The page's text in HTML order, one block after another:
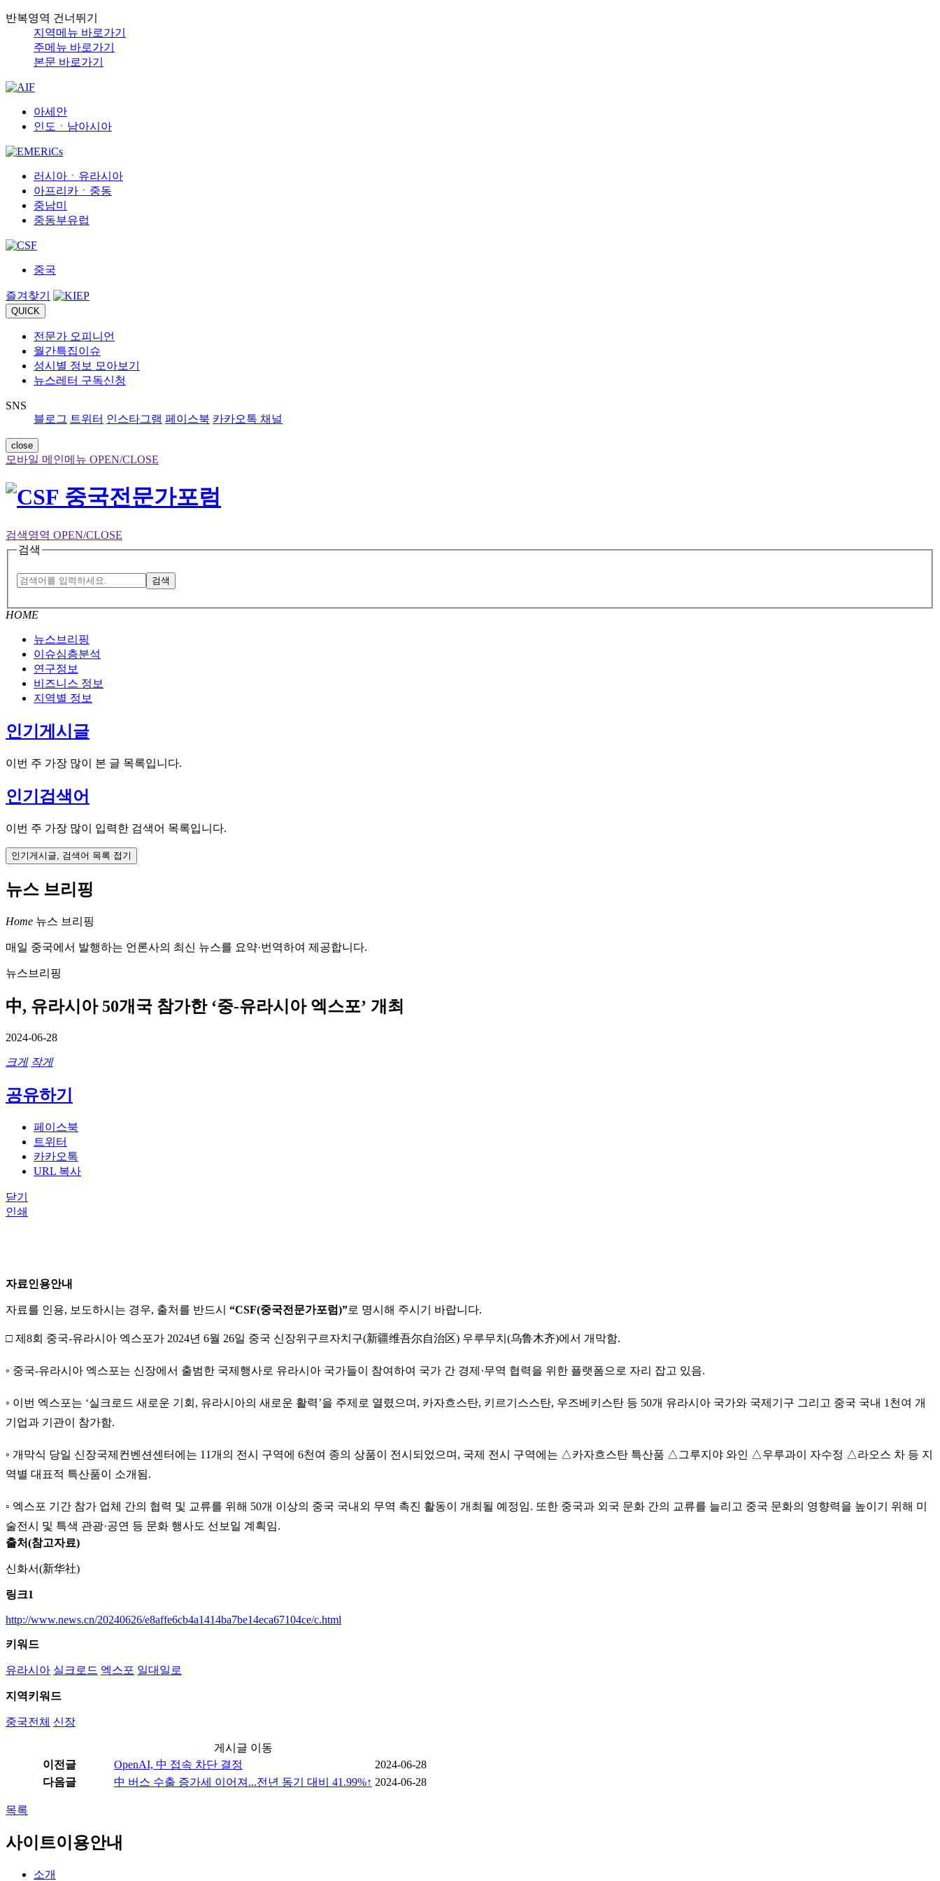
반복영역 건너뛰기
지역메뉴 바로가기
주메뉴 바로가기
본문 바로가기
아세안
인도ㆍ남아시아
러시아ㆍ유라시아
아프리카ㆍ중동
중남미
중동부유럽
중국
즐겨찾기
QUICK
전문가 오피니언
월간특집이슈
성시별 정보 모아보기
뉴스레터 구독신청
SNS
블로그 트위터 인스타그램 페이스북 카카오톡 채널
close
모바일 메인메뉴 OPEN/CLOSE
검색영역 OPEN/CLOSE
검색
검색
HOME
뉴스브리핑
이슈심층분석
연구정보
비즈니스 정보
지역별 정보
인기게시글
이번 주 가장 많이 본 글 목록입니다.
인기검색어
이번 주 가장 많이 입력한 검색어 목록입니다.
인기게시글, 검색어 목록 접기
뉴스 브리핑
Home 뉴스 브리핑
매일 중국에서 발행하는 언론사의 최신 뉴스를 요약·번역하여 제공합니다.
뉴스브리핑
中, 유라시아 50개국 참가한 ‘중-유라시아 엑스포’ 개최
2024-06-28
크게 작게
공유하기
페이스북
트위터
카카오톡
URL 복사
닫기
인쇄
자료인용안내
자료를 인용, 보도하시는 경우, 출처를 반드시 “CSF(중국전문가포럼)”로 명시해 주시기 바랍니다.
□ 제8회 중국-유라시아 엑스포가 2024년 6월 26일 중국 신장위구르자치구(新疆维吾尔自治区) 우루무치(乌鲁木齐)에서 개막함.
◦ 중국-유라시아 엑스포는 신장에서 출범한 국제행사로 유라시아 국가들이 참여하여 국가 간 경제·무역 협력을 위한 플랫폼으로 자리 잡고 있음.
◦ 이번 엑스포는 ‘실크로드 새로운 기회, 유라시아의 새로운 활력’을 주제로 열렸으며, 카자흐스탄, 키르기스스탄, 우즈베키스탄 등 50개 유라시아 국가와 국제기구 그리고 중국 국내 1천여 개
기업과 기관이 참가함.
◦ 개막식 당일 신장국제컨벤션센터에는 11개의 전시 구역에 6천여 종의 상품이 전시되었으며, 국제 전시 구역에는 △카자흐스탄 특산품 △그루지야 와인 △우루과이 자수정 △라오스 차 등 지
역별 대표적 특산품이 소개됨.
◦ 엑스포 기간 참가 업체 간의 협력 및 교류를 위해 50개 이상의 중국 국내외 무역 촉진 활동이 개최될 예정임. 또한 중국과 외국 문화 간의 교류를 늘리고 중국 문화의 영향력을 높이기 위해 미
술전시 및 특색 관광·공연 등 문화 행사도 선보일 계획임.
출처(참고자료)
신화서(新华社)
링크1
http://www.news.cn/20240626/e8affe6cb4a1414ba7be14eca67104ce/c.html
키워드
유라시아 실크로드 엑스포 일대일로
지역키워드
중국전체 신장
게시글 이동
이전글
OpenAI, 中 접속 차단 결정
2024-06-28
다음글
中 버스 수출 증가세 이어져...전년 동기 대비 41.99%↑ 2024-06-28
목록
사이트이용안내
소개